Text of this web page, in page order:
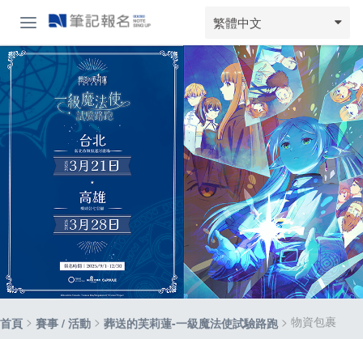
繁體中文
首頁 > 賽事 / 活動 > 葬送的芙莉蓮-一級魔法使試驗路跑 > 物資包裹